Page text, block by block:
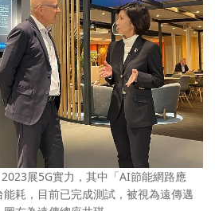
展5G實力，其中「AI節能網路應
耗，目前已完成測試，被視為遠傳邁